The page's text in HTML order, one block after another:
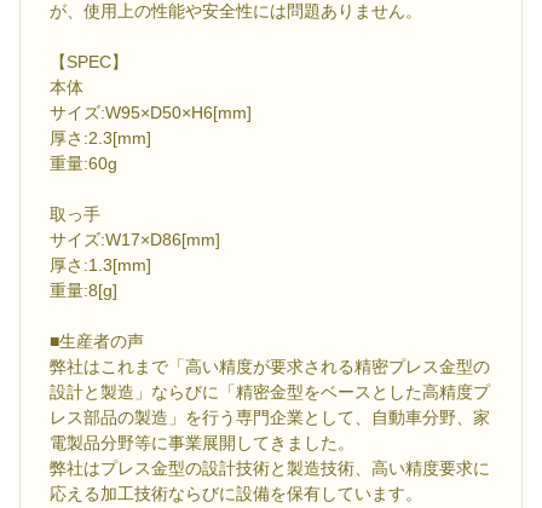
が、使用上の性能や安全性には問題ありません。
【SPEC】
本体
サイズ:W95×D50×H6[mm]
厚さ:2.3[mm]
重量:60g
取っ手
サイズ:W17×D86[mm]
厚さ:1.3[mm]
重量:8[g]
■生産者の声
弊社はこれまで「高い精度が要求される精密プレス金型の
設計と製造」ならびに「精密金型をベースとした高精度プ
レス部品の製造」を行う専門企業として、自動車分野、家
電製品分野等に事業展開してきました。
弊社はプレス金型の設計技術と製造技術、高い精度要求に
応える加工技術ならびに設備を保有しています。